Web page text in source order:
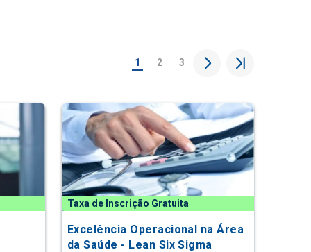
1 2 3
Taxa de Inscrição Gratuita
Excelência Operacional na Área
da Saúde - Lean Six Sigma